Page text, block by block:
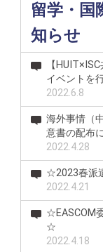
留学・国
知らせ
【
イベントを
2022.6.8
海外事情（
意書の配布
2022.4.28
☆2023春派
2022.4.21
☆EASCOM
☆
2022.4.18